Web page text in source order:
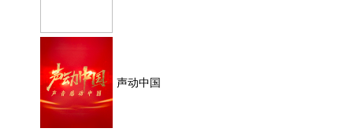
声动中国